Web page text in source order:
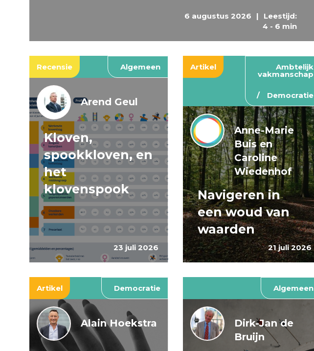
6 augustus 2026 |
Leestijd:
4 - 6 min
Recensie Algemeen
23 juli 2026
Arend Geul
Kloven,
spookkloven, en
het
klovenspook
Artikel Ambtelijk
vakmanschap
Democratie
21 juli 2026
Anne-Marie
Buis en
Caroline
Wiedenhof
Navigeren in
een woud van
waarden
Artikel Democratie
Alain Hoekstra
Algemeen
Dirk-Jan de
Bruijn